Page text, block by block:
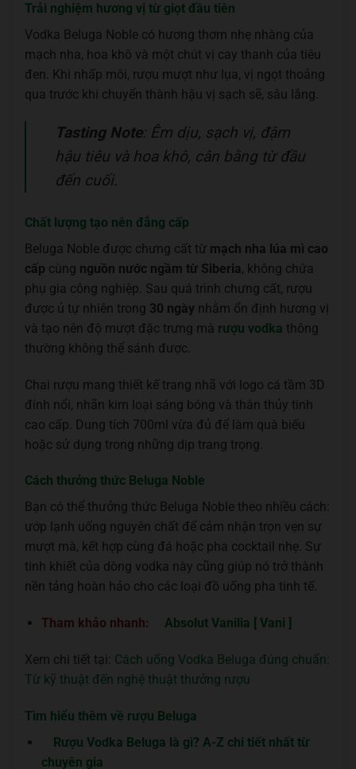
Trải nghiệm hương vị từ giọt đầu tiên
Vodka Beluga Noble có hương thơm nhẹ nhàng của
mạch nha, hoa khô và một chút vị cay thanh của tiêu
đen. Khi nhấp môi, rượu mượt như lụa, vị ngọt thoảng
qua trước khi chuyển thành hậu vị sạch sẽ, sâu lắng.
Tasting Note: Êm dịu, sạch vị, đậm
hậu tiêu và hoa khô, cân bằng từ đầu
đến cuối.
Chất lượng tạo nên đẳng cấp
Beluga Noble được chưng cất từ mạch nha lúa mì cao
cấp cùng nguồn nước ngầm từ Siberia, không chứa
phụ gia công nghiệp. Sau quá trình chưng cất, rượu
được ủ tự nhiên trong 30 ngày nhằm ổn định hương vị
và tạo nên độ mượt đặc trưng mà rượu vodka thông
thường không thể sánh được.
Chai rượu mang thiết kế trang nhã với logo cá tầm 3D
đính nổi, nhãn kim loại sáng bóng và thân thủy tinh
cao cấp. Dung tích 700ml vừa đủ để làm quà biếu
hoặc sử dụng trong những dịp trang trọng.
Cách thưởng thức Beluga Noble
Bạn có thể thưởng thức Beluga Noble theo nhiều cách:
ướp lạnh uống nguyên chất để cảm nhận trọn vẹn sự
mượt mà, kết hợp cùng đá hoặc pha cocktail nhẹ. Sự
tinh khiết của dòng vodka này cũng giúp nó trở thành
nền tảng hoàn hảo cho các loại đồ uống pha tinh tế.
Tham khảo nhanh: Absolut Vanilia [ Vani ]
Xem chi tiết tại: Cách uống Vodka Beluga đúng chuẩn:
Từ kỹ thuật đến nghệ thuật thưởng rượu
Tìm hiểu thêm về rượu Beluga
Rượu Vodka Beluga là gì? A-Z chi tiết nhất từ
chuyên gia